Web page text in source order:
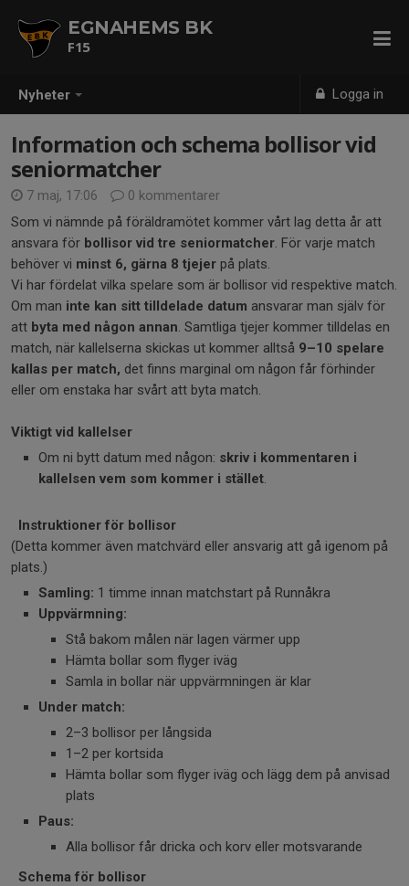
Nyheter Logga in
EGNAHEMS BK
F15
Information och schema bollisor vid
seniormatcher
7 maj, 17:06
0 kommentarer
Som vi nämnde på föräldramötet kommer vårt lag detta år att
ansvara för bollisor vid tre seniormatcher. För varje match
behöver vi minst 6, gärna 8 tjejer på plats.
Vi har fördelat vilka spelare som är bollisor vid respektive match.
Om man inte kan sitt tilldelade datum ansvarar man själv för
att byta med någon annan. Samtliga tjejer kommer tilldelas en
match, när kallelserna skickas ut kommer alltså 9–10 spelare
kallas per match, det finns marginal om någon får förhinder
eller om enstaka har svårt att byta match.
Viktigt vid kallelser
Om ni bytt datum med någon: skriv i kommentaren i
kallelsen vem som kommer i stället.
Instruktioner för bollisor
(Detta kommer även matchvärd eller ansvarig att gå igenom på
plats.)
Samling: 1 timme innan matchstart på Runnåkra
Uppvärmning:
Stå bakom målen när lagen värmer upp
Hämta bollar som flyger iväg
Samla in bollar när uppvärmningen är klar
Under match:
2–3 bollisor per långsida
1–2 per kortsida
Hämta bollar som flyger iväg och lägg dem på anvisad
plats
Paus:
Alla bollisor får dricka och korv eller motsvarande
Schema för bollisor